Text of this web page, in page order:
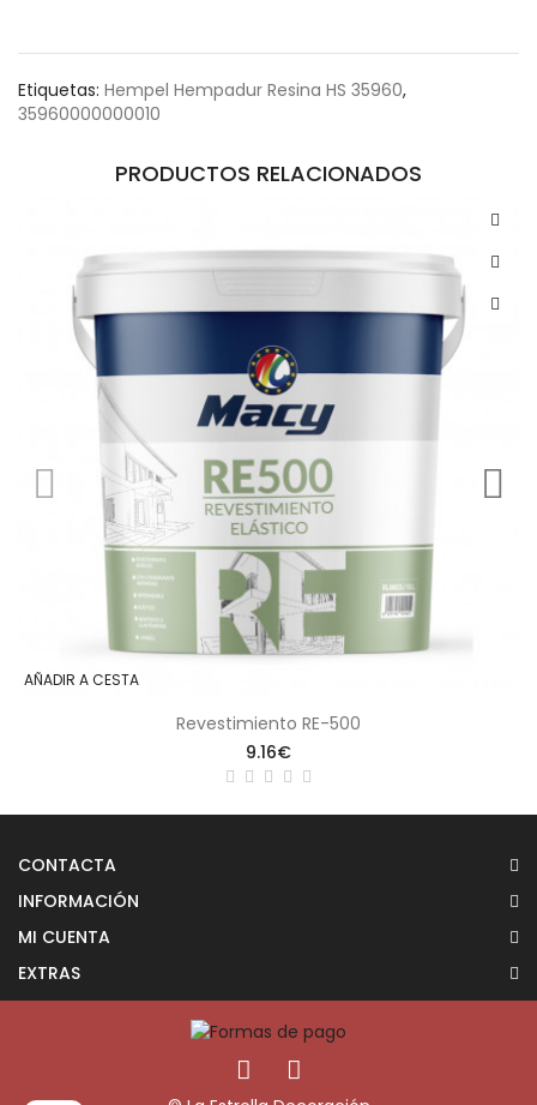
Etiquetas: Hempel Hempadur Resina HS 35960,
35960000000010
PRODUCTOS RELACIONADOS
AÑADIR A CESTA
Revestimiento RE-500
9.16€
CONTACTA
INFORMACIÓN
MI CUENTA
EXTRAS